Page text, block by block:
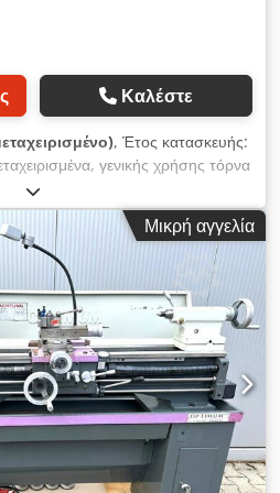
Καλέστε
, Έτος κατασκευής:
γενικής χρήσης τόρνα
κέντρο και πωλούνται λόγω
3 όμοια τόρνα. Csdpfjziuybox
180 mm Μέγιστο άνοιγμα
Μέγιστη διάμετρος
360 mm Μέγιστη
από το καρέκλι: 250 mm Πλάτος
οπής του άξονα: 42 mm Τύπος
το πρότυπο DIN 55027:
περιστροφής, 16 βαθμίδες: 33 –
κοπής, 13 διαμήκεις: 0,03 –
13 εγκάρσιες: 0,01 – 0,13 mm/
0,2 – 7 mm 36 σπειρώματα
ίντσα 18 σπειρώματα με βάση
σπειρώματα με βάση τον
Μικρή αγγελία